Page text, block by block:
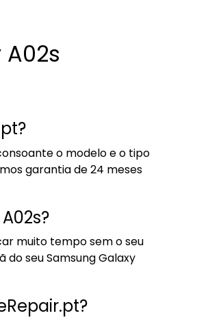
o modelo e o tipo
garantia de 24 meses
muito tempo sem o seu
seu Samsung Galaxy